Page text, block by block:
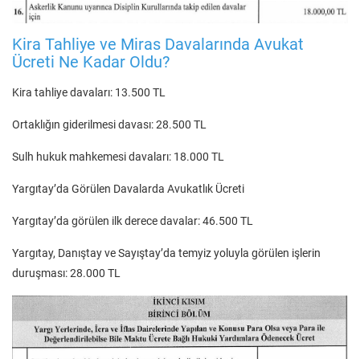
Kira Tahliye ve Miras Davalarında Avukat
Ücreti Ne Kadar Oldu?
Kira tahliye davaları: 13.500 TL
Ortaklığın giderilmesi davası: 28.500 TL
Sulh hukuk mahkemesi davaları: 18.000 TL
Yargıtay’da Görülen Davalarda Avukatlık Ücreti
Yargıtay’da görülen ilk derece davalar: 46.500 TL
Yargıtay, Danıştay ve Sayıştay’da temyiz yoluyla görülen işlerin
duruşması: 28.000 TL